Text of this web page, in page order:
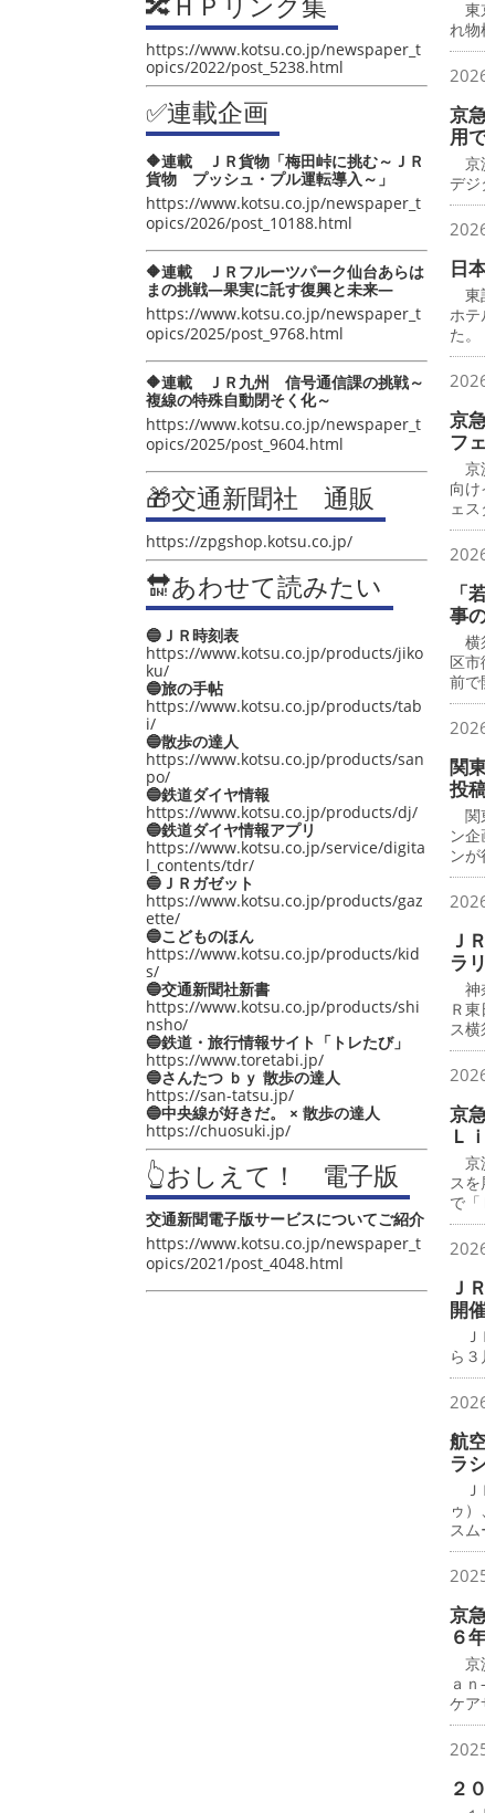
https://www.kotsu.co.jp/newspaper_t
opics/2022/post_5238.html
✅連載企画
🔶連載 ＪＲ貨物「梅田峠に挑む～ＪＲ
貨物 プッシュ・プル運転導入～」
https://www.kotsu.co.jp/newspaper_t
opics/2026/post_10188.html
🔶連載 ＪＲフルーツパーク仙台あらは
まの挑戦―果実に託す復興と未来―
https://www.kotsu.co.jp/newspaper_t
opics/2025/post_9768.html
🔶連載 ＪＲ九州 信号通信課の挑戦～
複線の特殊自動閉そく化～
https://www.kotsu.co.jp/newspaper_t
opics/2025/post_9604.html
🎁交通新聞社 通販
https://zpgshop.kotsu.co.jp/
🔛あわせて読みたい
🔵ＪＲ時刻表
https://www.kotsu.co.jp/products/jiko
ku/
🔵旅の手帖
https://www.kotsu.co.jp/products/tab
i/
🔵散歩の達人
https://www.kotsu.co.jp/products/san
po/
🔵鉄道ダイヤ情報
https://www.kotsu.co.jp/products/dj/
🔵鉄道ダイヤ情報アプリ
https://www.kotsu.co.jp/service/digita
l_contents/tdr/
🔵ＪＲガゼット
https://www.kotsu.co.jp/products/gaz
ette/
🔵こどものほん
https://www.kotsu.co.jp/products/kid
s/
🔵交通新聞社新書
https://www.kotsu.co.jp/products/shi
nsho/
🔵鉄道・旅行情報サイト「トレたび」
https://www.toretabi.jp/
🔵さんたつ ｂｙ 散歩の達人
https://san-tatsu.jp/
🔵中央線が好きだ。 × 散歩の達人
https://chuosuki.jp/
👆おしえて！ 電子版
交通新聞電子版サービスについてご紹介
https://www.kotsu.co.jp/newspaper_t
opics/2021/post_4048.html
東
れ物
京
用
京
デジ
日
東
ホテ
た。
京
フ
京
向
ェ
「
事
横
区
前で
関
投
関
ン
ンが
Ｊ
ラ
神
Ｒ
ス横
京
Ｌ
京
ス
で
Ｊ
開
Ｊ
ら
航
ラ
Ｊ
ゥ
スム
京
６
京
ａ
ケア
２